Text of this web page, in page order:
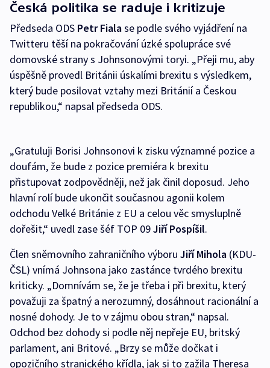
Česká politika se raduje i kritizuje
Předseda ODS Petr Fialase podle svého vyjádření na
Twitteru těší na pokračování úzké spolupráce své
domovské strany s Johnsonovými toryi. „Přeji mu, aby
úspěšně provedl Británii úskalími brexitu s výsledkem,
který bude posilovat vztahy mezi Británií a Českou
republikou,“ napsal předseda ODS.
„Gratuluji Borisi Johnsonovi k zisku významné pozice a
doufám, že bude z pozice premiéra k brexitu
přistupovat zodpovědněji, než jak činil doposud. Jeho
hlavní rolí bude ukončit současnou agonii kolem
odchodu Velké Británie z EU a celou věc smysluplně
dořešit,“ uvedl zase šéf TOP 09Jiří Pospíšil.
Člen sněmovního zahraničního výboru Jiří Mihola (KDU-
ČSL) vnímá Johnsona jako zastánce tvrdého brexitu
kriticky. „Domnívám se, že je třeba i při brexitu, který
považuji za špatný a nerozumný, dosáhnout racionální a
nosné dohody. Je to v zájmu obou stran,“ napsal.
Odchod bez dohody si podle něj nepřeje EU, britský
parlament, ani Britové. „Brzy se může dočkat i
opozičního stranického křídla, jak si to zažila Theresa